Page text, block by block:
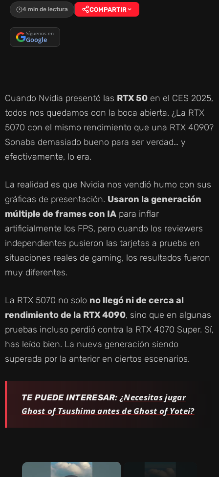
4 min de lectura COMPARTIR
Síguenos en
Google
Cuando Nvidia presentó las RTX 50 en el CES 2025,
todos nos quedamos con la boca abierta. ¿La RTX
5070 con el mismo rendimiento que una RTX 4090?
Sonaba demasiado bueno para ser verdad… y
efectivamente, lo era.
La realidad es que Nvidia nos vendió humo con sus
gráficas de presentación. Usaron la generación
múltiple de frames con IA para inflar
artificialmente los FPS, pero cuando los reviewers
independientes pusieron las tarjetas a prueba en
situaciones reales de gaming, los resultados fueron
muy diferentes.
La RTX 5070 no solo no llegó ni de cerca al
rendimiento de la RTX 4090, sino que en algunas
pruebas incluso perdió contra la RTX 4070 Super. Sí,
has leído bien. La nueva generación siendo
superada por la anterior en ciertos escenarios.
TE PUEDE INTERESAR: ¿Necesitas jugar
Ghost of Tsushima antes de Ghost of Yotei?
×